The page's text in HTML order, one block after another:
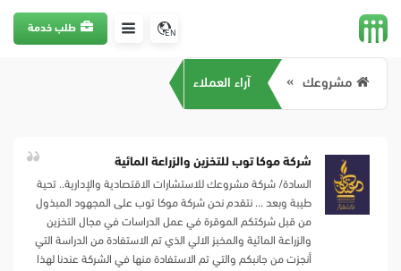
EN طلب خدمة
مشروعك آراء العملاء
شركة موكا توب للتخزين والزراعة المائية
السادة/ شركة مشروعك للاستشارات الاقتصادية والإدارية.. تحية
طيبة وبعد … نتقدم نحن شركة موكا توب على المجهود المبذول
من قبل شركتكم الموقرة في عمل الدراسات في مجال التخزين
والزراعة المائية والمخبز الالي الذي تم الاستفادة من الدراسة التي
أنجزت من جانبكم والتي تم الاستفادة منها في الشركة عندنا لهذا